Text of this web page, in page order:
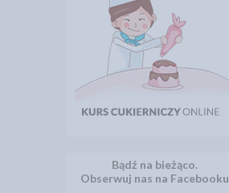
Bądź na bieżąco.
Obserwuj nas na Facebooku